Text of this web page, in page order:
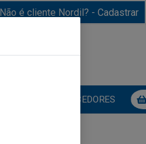
Não é cliente Nordil? - Cadastrar
FORNECEDORES